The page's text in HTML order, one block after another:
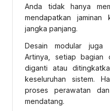
Anda tidak hanya
mendapatkan jaminan
jangka panjang.
Desain modular juga
Artinya, setiap bagian
diganti atau
keseluruhan sistem.
proses perawatan
mendatang.